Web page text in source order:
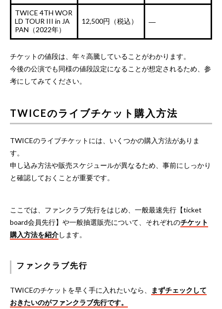
TWICE 4TH WOR
LD TOUR III in JA
PAN（2022年）
12,500円（税込） ―
チケットの値段は、年々高騰していることがわかります。
今後の公演でも同様の値段設定になることが想定されるため、参
考にしてみてください。
TWICEのライブチケット購入方法
TWICEのライブチケットには、いくつかの購入方法がありま
す。
申し込み方法や販売スケジュールが異なるため、事前にしっかり
と確認しておくことが重要です。
ここでは、ファンクラブ先行をはじめ、一般最速先行【ticket
board会員先行】や一般抽選販売について、それぞれのチケット
購入方法を紹介します。
ファンクラブ先行
TWICEのチケットを早く手に入れたいなら、
まずチェックして
おきたいのがファンクラブ先行です。